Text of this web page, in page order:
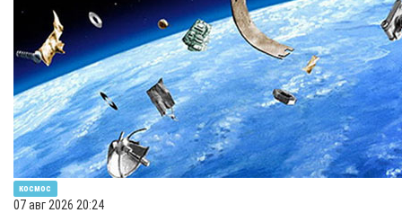
космос
07 авг 2026 20:24